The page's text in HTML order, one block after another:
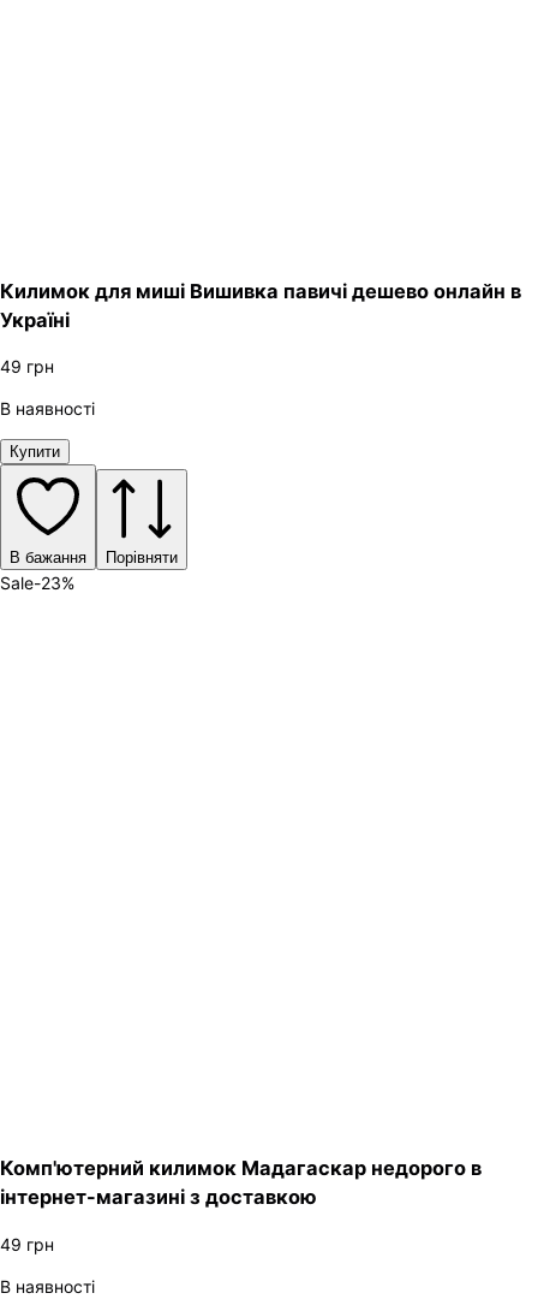
Килимок для миші Вишивка павичі дешево онлайн в
Україні
49 грн
В наявності
Купити
В бажання Порівняти
Sale-23%
Комп'ютерний килимок Мадагаскар недорого в
інтернет-магазині з доставкою
49 грн
В наявності